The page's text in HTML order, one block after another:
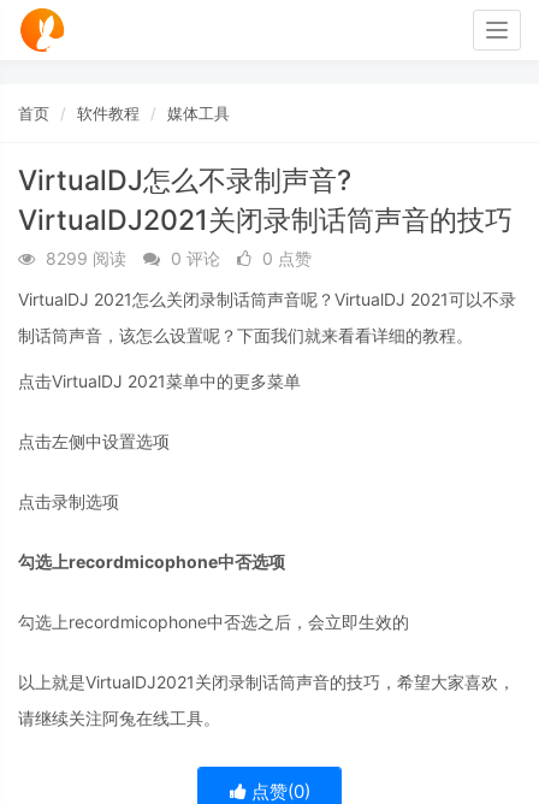
首页 软件教程 媒体工具
VirtualDJ怎么不录制声音?
VirtualDJ2021关闭录制话筒声音的技巧
8299 阅读 0 评论
0 点赞
VirtualDJ 2021怎么关闭录制话筒声音呢？VirtualDJ 2021可以不录
制话筒声音，该怎么设置呢？下面我们就来看看详细的教程。
点击VirtualDJ 2021菜单中的更多菜单
点击左侧中设置选项
点击录制选项
勾选上recordmicophone中否选项
勾选上recordmicophone中否选之后，会立即生效的
以上就是VirtualDJ2021关闭录制话筒声音的技巧，希望大家喜欢，
请继续关注阿兔在线工具。
点赞(0)